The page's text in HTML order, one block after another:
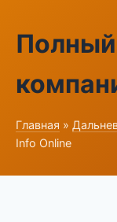
Главная »
Info Online